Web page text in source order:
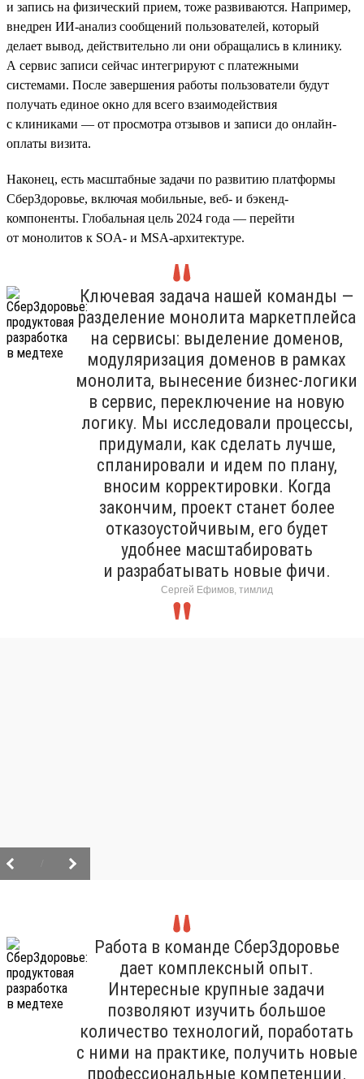
и запись на физический прием, тоже развиваются. Например,
внедрен ИИ-анализ сообщений пользователей, который
делает вывод, действительно ли они обращались в клинику.
А сервис записи сейчас интегрируют с платежными
системами. После завершения работы пользователи будут
получать единое окно для всего взаимодействия
с клиниками — от просмотра отзывов и записи до онлайн-
оплаты визита.
Наконец, есть масштабные задачи по развитию платформы
СберЗдоровье, включая мобильные, веб- и бэкенд-
компоненты. Глобальная цель 2024 года — перейти
от монолитов к SOA- и MSA-архитектуре.
Ключевая задача нашей команды —
разделение монолита маркетплейса
на сервисы: выделение доменов,
модуляризация доменов в рамках
монолита, вынесение бизнес-логики
в сервис, переключение на новую
логику. Мы исследовали процессы,
придумали, как сделать лучше,
спланировали и идем по плану,
вносим корректировки. Когда
закончим, проект станет более
отказоустойчивым, его будет
удобнее масштабировать
и разрабатывать новые фичи.
Сергей Ефимов, тимлид
Работа в команде СберЗдоровье
дает комплексный опыт.
Интересные крупные задачи
позволяют изучить большое
количество технологий, поработать
с ними на практике, получить новые
профессиональные компетенции.